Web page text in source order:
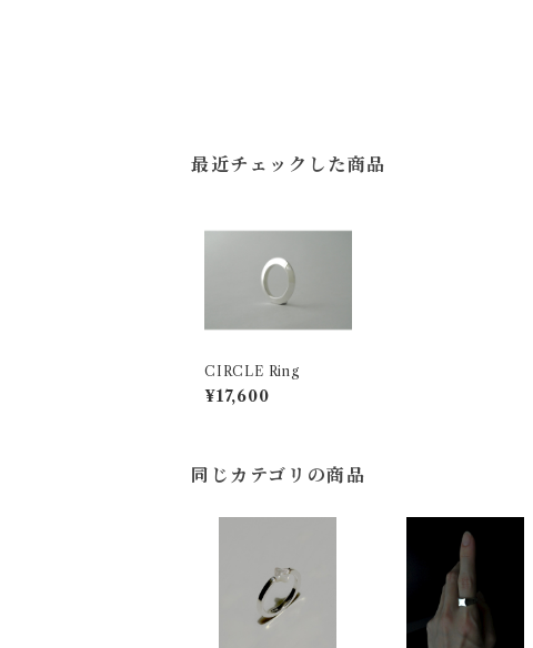
最近チェックした商品
CIRCLE Ring
¥17,600
同じカテゴリの商品